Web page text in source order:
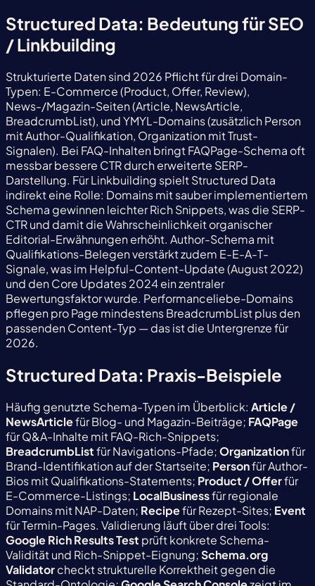
Structured Data: Bedeutung für SEO
/ Linkbuilding
Strukturierte Daten sind 2026 Pflicht für drei Domain-
Typen: E-Commerce (Product, Offer, Review),
News-/Magazin-Seiten (Article, NewsArticle,
BreadcrumbList), und YMYL-Domains (zusätzlich Person
mit Author-Qualifikation, Organization mit Trust-
Signalen). Bei FAQ-Inhalten bringt FAQPage-Schema oft
messbar bessere CTR durch erweiterte SERP-
Darstellung. Für Linkbuilding spielt Structured Data
indirekt eine Rolle: Domains mit sauber implementiertem
Schema gewinnen leichter Rich Snippets, was die SERP-
CTR und damit die Wahrscheinlichkeit organischer
Editorial-Erwähnungen erhöht. Author-Schema mit
Qualifikations-Belegen verstärkt zudem E-E-A-T-
Signale, was im Helpful-Content-Update (August 2022)
und den Core Updates 2024 ein zentraler
Bewertungsfaktor wurde. Performanceliebe-Domains
pflegen pro Page mindestens BreadcrumbList plus den
passenden Content-Typ — das ist die Untergrenze für
2026.
Structured Data: Praxis-Beispiele
Häufig genutzte Schema-Typen im Überblick: Article /
NewsArticlefür Blog- und Magazin-Beiträge; FAQPage
für Q&A-Inhalte mit FAQ-Rich-Snippets;
BreadcrumbListfür Navigations-Pfade;Organizationfür
Brand-Identifikation auf der Startseite; Personfür Author-
Bios mit Qualifikations-Statements; Product / Offerfür
E-Commerce-Listings; LocalBusinessfür regionale
Domains mit NAP-Daten; Recipefür Rezept-Sites; Event
für Termin-Pages. Validierung läuft über drei Tools:
Google Rich Results Test prüft konkrete Schema-
Validität und Rich-Snippet-Eignung;Schema.org
Validatorcheckt strukturelle Korrektheit gegen die